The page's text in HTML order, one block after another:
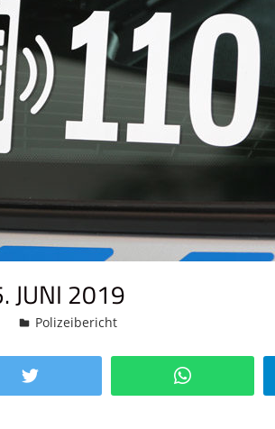
JUNI 2019
Polizeibericht
Twitter WhatsApp